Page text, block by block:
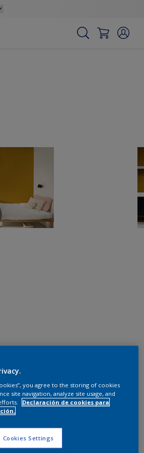
you agree to the storing of cookies
site navigation, analyze site usage, and
Declaración de cookies para
Cookies Settings